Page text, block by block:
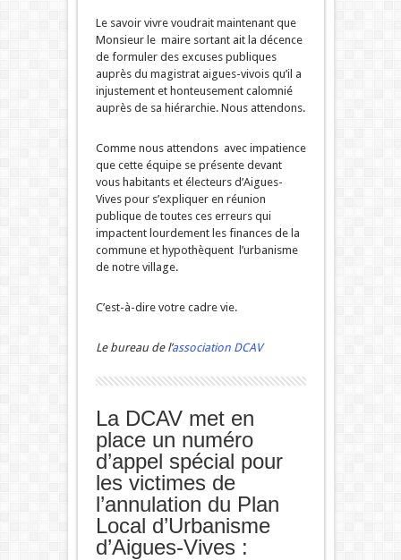
Le savoir vivre voudrait maintenant que
Monsieur le maire sortant ait la décence
de formuler des excuses publiques
auprès du magistrat aigues-vivois qu’il a
injustement et honteusement calomnié
auprès de sa hiérarchie. Nous attendons.
Comme nous attendons avec impatience
que cette équipe se présente devant
vous habitants et électeurs d’Aigues-
Vives pour s’expliquer en réunion
publique de toutes ces erreurs qui
impactent lourdement les finances de la
commune et hypothèquent l’urbanisme
de notre village.
C’est-à-dire votre cadre vie.
Le bureau de l’association DCAV
La DCAV met en
place un numéro
d’appel spécial pour
les victimes de
l’annulation du Plan
Local d’Urbanisme
d’Aigues-Vives :